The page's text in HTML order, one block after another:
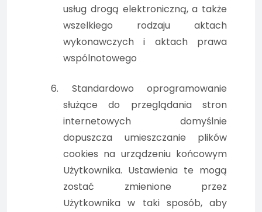
usług drogą elektroniczną, a także
wszelkiego rodzaju aktach
wykonawczych i aktach prawa
wspólnotowego
6. Standardowo oprogramowanie
służące do przeglądania stron
internetowych domyślnie
dopuszcza umieszczanie plików
cookies na urządzeniu końcowym
Użytkownika. Ustawienia te mogą
zostać zmienione przez
Użytkownika w taki sposób, aby